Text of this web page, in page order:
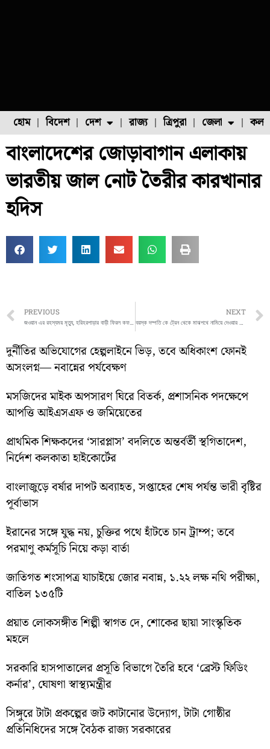
হোম বিদেশ দেশ
ফুল চাষ ফল চাষ মাছ চাষ পোল্ট্রি চাষ
রাজ্য ত্রিপুরা জেলা
উত্তর ২৪ পরগনা
বাংলাদেশের জোড়াবাগান এলাকায়
ভারতীয় জাল নোট তৈরীর কারখানার
হদিস
Prev
PREVIOUS
জওয়ান এর রহস্যময় মৃত্যু, হরিহরপাড়ার বাড়ী ফিরল কফন বন্দী নিথর দেহ
NEXT
বয়স্ক দম্পতি কে ট্রেন থেকে মাঝপথে নামিয়ে দেওয়ার অভিযোগ উঠল কর্তব্যরত টিকিট পরীক্ষকদের বিরুদ্ধে
দুর্নীতির অভিযোগের হেল্পলাইনে ভিড়, তবে অধিকাংশ ফোনই
অসংলগ্ন— নবান্নের পর্যবেক্ষণ
মসজিদের মাইক অপসারণ ঘিরে বিতর্ক, প্রশাসনিক পদক্ষেপে
আপত্তি আইএসএফ ও জমিয়েতের
প্রাথমিক শিক্ষকদের ‘সারপ্লাস’ বদলিতে অন্তর্বর্তী স্থগিতাদেশ,
নির্দেশ কলকাতা হাইকোর্টের
বাংলাজুড়ে বর্ষার দাপট অব্যাহত, সপ্তাহের শেষ পর্যন্ত ভারী বৃষ্টির
পূর্বাভাস
ইরানের সঙ্গে যুদ্ধ নয়, চুক্তির পথে হাঁটতে চান ট্রাম্প; তবে
পরমাণু কর্মসূচি নিয়ে কড়া বার্তা
জাতিগত শংসাপত্র যাচাইয়ে জোর নবান্ন, ১.২২ লক্ষ নথি পরীক্ষা,
বাতিল ১৩৫টি
প্রয়াত লোকসঙ্গীত শিল্পী স্বাগত দে, শোকের ছায়া সাংস্কৃতিক
মহলে
সরকারি হাসপাতালের প্রসূতি বিভাগে তৈরি হবে ‘ব্রেস্ট ফিডিং
কর্নার’, ঘোষণা স্বাস্থ্যমন্ত্রীর
সিঙ্গুরে টাটা প্রকল্পের জট কাটানোর উদ্যোগ, টাটা গোষ্ঠীর
প্রতিনিধিদের সঙ্গে বৈঠক রাজ্য সরকারের